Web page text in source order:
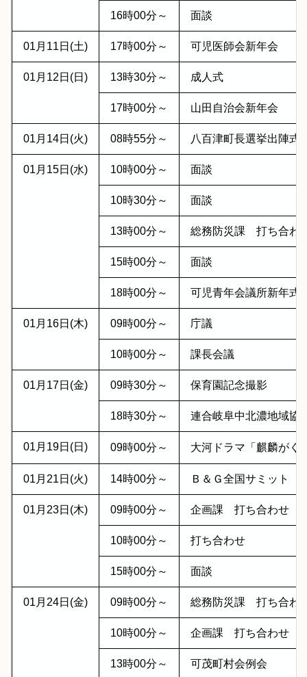
16時00分～ 面談
01月11日(土) 17時00分～ 可児医師会新年会
01月12日(日) 13時30分～ 成人式
17時00分～ 山田自治会新年会
01月14日(火) 08時55分～ 八百津町長選挙出陣式
01月15日(水) 10時00分～ 面談
10時30分～ 面談
13時00分～ 総務防災課 打ち合わ
15時00分～ 面談
18時00分～ 可児青年会議所新年式
01月16日(木) 09時00分～ 庁議
10時00分～ 課長会議
01月17日(金) 09時30分～ 保育園記念撮影
18時30分～ 連合岐阜中北濃地域協
01月19日(日) 09時00分～ 大河ドラマ「麒麟がく
01月21日(火) 14時00分～ Ｂ＆Ｇ全国サミット
01月23日(木) 09時00分～ 企画課 打ち合わせ
10時00分～ 打ち合わせ
15時00分～ 面談
01月24日(金) 09時00分～ 総務防災課 打ち合わ
10時00分～ 企画課 打ち合わせ
13時00分～ 可茂町村会例会